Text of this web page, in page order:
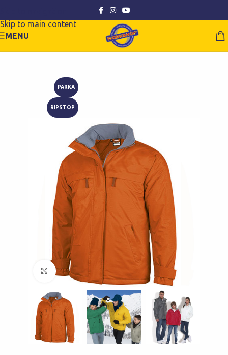
Skip to main content
MENU
PARKA
RIPSTOP
Click to enlarge